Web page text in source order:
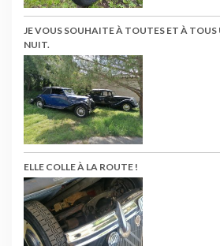
JE VOUS SOUHAITE À TOUTES ET À TOUS
NUIT.
ELLE COLLE À LA ROUTE !